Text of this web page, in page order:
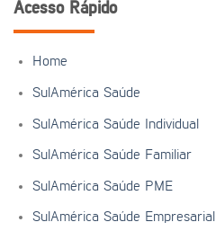
Acesso Rápido
Home
SulAmérica Saúde
SulAmérica Saúde Individual
SulAmérica Saúde Familiar
SulAmérica Saúde PME
SulAmérica Saúde Empresarial